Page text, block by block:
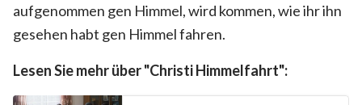
aufgenommen gen Himmel, wird kommen, wie ihr ihn
gesehen habt gen Himmel fahren.
Lesen Sie mehr über "Christi Himmelfahrt":